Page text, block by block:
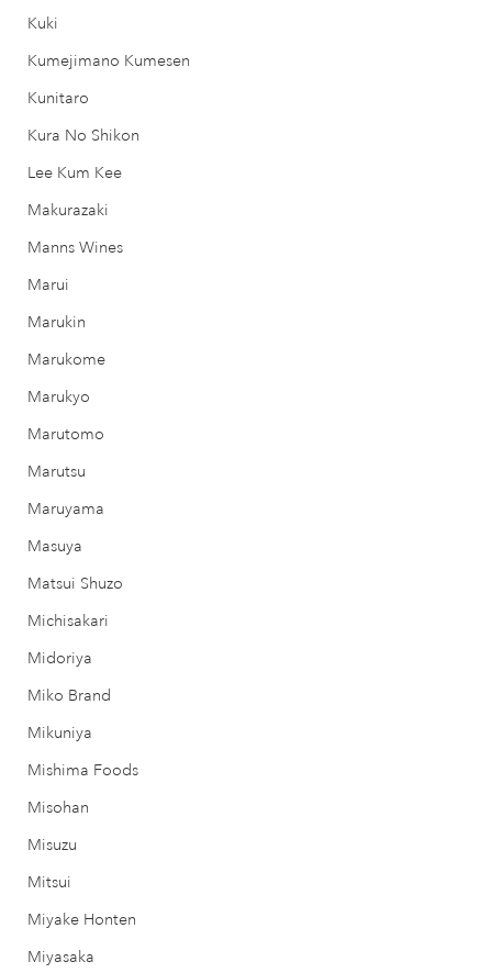
Kuki
Kumejimano Kumesen
Kunitaro
Kura No Shikon
Lee Kum Kee
Makurazaki
Manns Wines
Marui
Marukin
Marukome
Marukyo
Marutomo
Marutsu
Maruyama
Masuya
Matsui Shuzo
Michisakari
Midoriya
Miko Brand
Mikuniya
Mishima Foods
Misohan
Misuzu
Mitsui
Miyake Honten
Miyasaka